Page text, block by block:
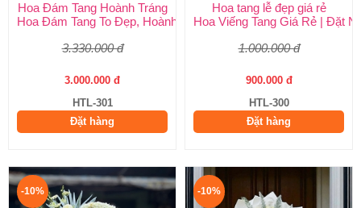
Hoa Đám Tang Hoành Tráng
Hoa Đám Tang To Đẹp, Hoành Tráng tại Huy Thảo
3.330.000 đ
3.000.000 đ
HTL-301
Đặt hàng
Hoa tang lễ đẹp giá rẻ
Hoa Viếng Tang Giá Rẻ | Đặt
1.000.000 đ
900.000 đ
HTL-300
Đặt hàng
-10% -10%